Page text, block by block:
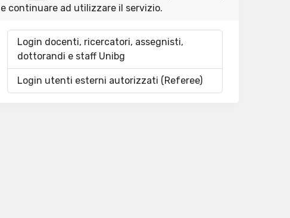
e continuare ad utilizzare il servizio.
Login docenti, ricercatori, assegnisti,
dottorandi e staff Unibg
Login utenti esterni autorizzati (Referee)